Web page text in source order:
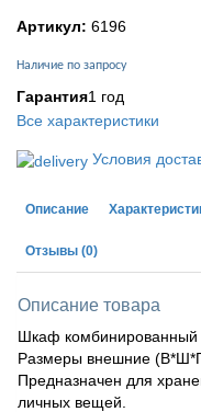
Артикул: 6196
Наличие по запросу
Гарантия1 год
Все характеристики
Условия
Описание
Отзывы (0)
Описание товара
Шкаф комбинированный
Размеры внешние
Предназначен для
личных вещей.